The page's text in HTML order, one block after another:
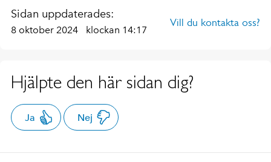
Sidan uppdaterades:
8 oktober 2024 klockan 14:17
Vill du kontakta oss?
Hjälpte den här sidan dig?
Ja Nej